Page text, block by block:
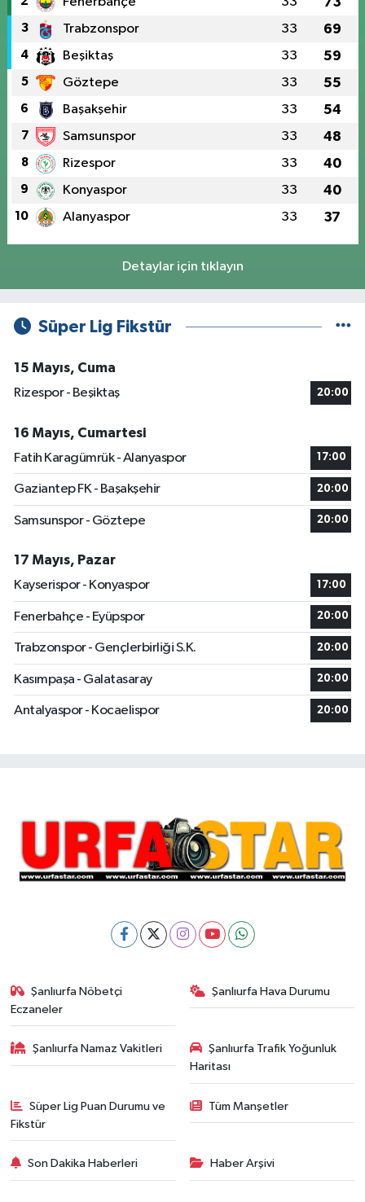
3 Trabzonspor 33 69
4 Beşiktaş 33 59
5 Göztepe 33 55
6 Başakşehir 33 54
7 Samsunspor 33 48
8 Rizespor 33 40
9 Konyaspor 33 40
10 Alanyaspor 33 37
Detaylar için tıklayın
Süper Lig Fikstür
15 Mayıs, Cuma
Rizespor - Beşiktaş
20:00
16 Mayıs, Cumartesi
Fatih Karagümrük - Alanyaspor
17:00
Gaziantep FK - Başakşehir 20:00
Samsunspor - Göztepe 20:00
17 Mayıs, Pazar
Kayserispor - Konyaspor
17:00
Fenerbahçe - Eyüpspor 20:00
Trabzonspor - Gençlerbirliği S.K. 20:00
Kasımpaşa - Galatasaray 20:00
Antalyaspor - Kocaelispor 20:00
Şanlıurfa Nöbetçi
Eczaneler
Şanlıurfa Hava Durumu
Şanlıurfa Namaz Vakitleri
Şanlıurfa Trafik Yoğunluk
Haritası
Süper Lig Puan Durumu ve
Fikstür
Tüm Manşetler
Son Dakika Haberleri Haber Arşivi